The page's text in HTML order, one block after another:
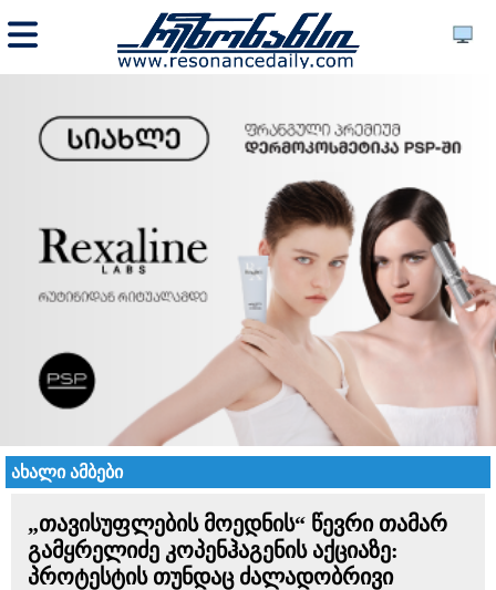
ახალი ამბები
„თავისუფლების მოედნის“ წევრი თამარ
გამყრელიძე კოპენჰაგენის აქციაზე:
პროტესტის თუნდაც ძალადობრივი